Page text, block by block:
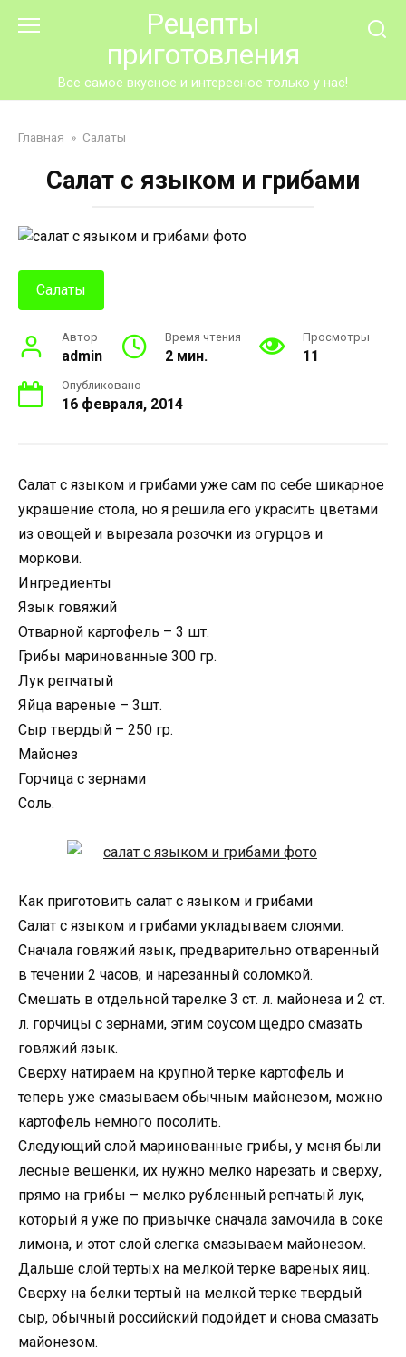
Рецепты
приготовления
Все самое вкусное и интересное только у нас!
Главная » Салаты
Салат с языком и грибами
Салаты
Автор
admin
Время чтения
2 мин.
Просмотры
11
Опубликовано
16 февраля, 2014
Салат с языком и грибами уже сам по себе шикарное
украшение стола, но я решила его украсить цветами
из овощей и вырезала розочки из огурцов и
моркови.
Ингредиенты
Язык говяжий
Отварной картофель – 3 шт.
Грибы маринованные 300 гр.
Лук репчатый
Яйца вареные – 3шт.
Сыр твердый – 250 гр.
Майонез
Горчица с зернами
Соль.
Как приготовить салат с языком и грибами
Салат с языком и грибами укладываем слоями.
Сначала говяжий язык, предварительно отваренный
в течении 2 часов, и нарезанный соломкой.
Смешать в отдельной тарелке 3 ст. л. майонеза и 2 ст.
л. горчицы с зернами, этим соусом щедро смазать
говяжий язык.
Сверху натираем на крупной терке картофель и
теперь уже смазываем обычным майонезом, можно
картофель немного посолить.
Следующий слой маринованные грибы, у меня были
лесные вешенки, их нужно мелко нарезать и сверху,
прямо на грибы – мелко рубленный репчатый лук,
который я уже по привычке сначала замочила в соке
лимона, и этот слой слегка смазываем майонезом.
Дальше слой тертых на мелкой терке вареных яиц.
Сверху на белки тертый на мелкой терке твердый
сыр, обычный российский подойдет и снова смазать
майонезом.